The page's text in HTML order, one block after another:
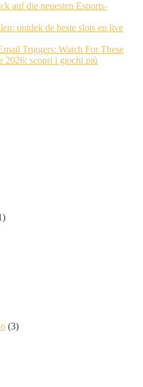
auf die neuesten Esports-
ontdek de beste slots en live
Triggers: Watch For These
scopri i giochi più
(3)